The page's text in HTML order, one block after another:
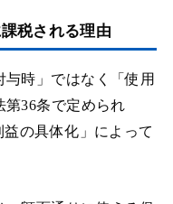
税される理由
時」ではなく「使用
36条で定められ
の具体化」によって